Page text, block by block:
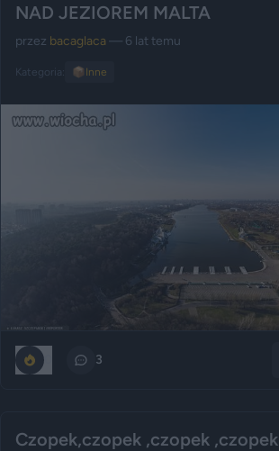
NAD JEZIOREM MALTA
przez bacaglaca — 6 lat temu
Kategoria: 📦 Inne
3
Czopek,czopek ,czopek ,czopek